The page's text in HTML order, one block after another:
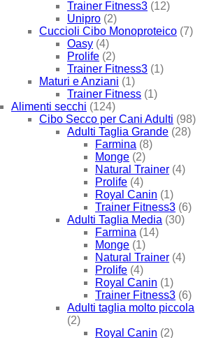
Trainer Fitness3 (12)
Unipro (2)
Cuccioli Cibo Monoproteico (7)
Oasy (4)
Prolife (2)
Trainer Fitness3 (1)
Maturi e Anziani (1)
Trainer Fitness (1)
Alimenti secchi (124)
Cibo Secco per Cani Adulti (98)
Adulti Taglia Grande (28)
Farmina (8)
Monge (2)
Natural Trainer (4)
Prolife (4)
Royal Canin (1)
Trainer Fitness3 (6)
Adulti Taglia Media (30)
Farmina (14)
Monge (1)
Natural Trainer (4)
Prolife (4)
Royal Canin (1)
Trainer Fitness3 (6)
Adulti taglia molto piccola
(2)
Royal Canin (2)